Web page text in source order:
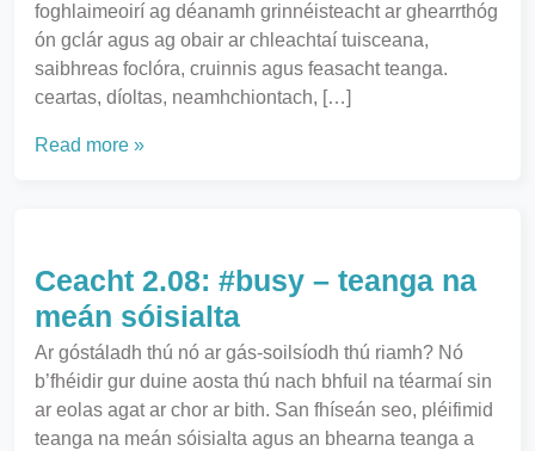
foghlaimeoirí ag déanamh grinnéisteacht ar ghearrthóg
ón gclár agus ag obair ar chleachtaí tuisceana,
saibhreas foclóra, cruinnis agus feasacht teanga.
ceartas, díoltas, neamhchiontach, […]
Read more »
Ceacht 2.08: #busy – teanga na
meán sóisialta
Ar góstáladh thú nó ar gás-soilsíodh thú riamh? Nó
b’fhéidir gur duine aosta thú nach bhfuil na téarmaí sin
ar eolas agat ar chor ar bith. San fhíseán seo, pléifimid
teanga na meán sóisialta agus an bhearna teanga a